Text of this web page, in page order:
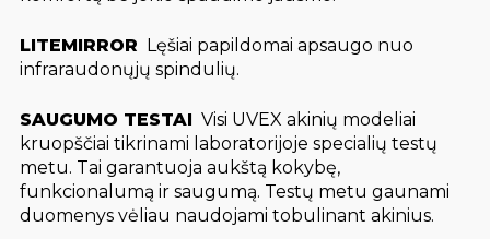
LITEMIRROR  Lęšiai papildomai apsaugo nuo
infraraudonųjų spindulių.
SAUGUMO TESTAI  Visi UVEX akinių modeliai
kruopščiai tikrinami laboratorijoje specialių testų
metu. Tai garantuoja aukštą kokybę,
funkcionalumą ir saugumą. Testų metu gaunami
duomenys vėliau naudojami tobulinant akinius.